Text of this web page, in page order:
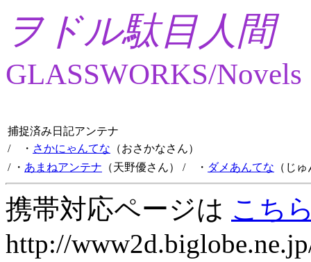
ヲドル駄目人間
GLASSWORKS/Novels
捕捉済み日記アンテナ
/ ・ さかにゃんてな （おさかなさん）
/ ・ あまねアンテナ （天野優さん） / ・ ダメあんてな （じ
携帯対応ページは こち
http://